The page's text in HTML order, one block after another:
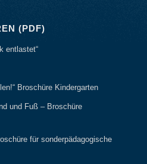
(PDF)
entlastet“
Broschüre Kindergarten
und Fuß – Broschüre
für sonderpädagogische